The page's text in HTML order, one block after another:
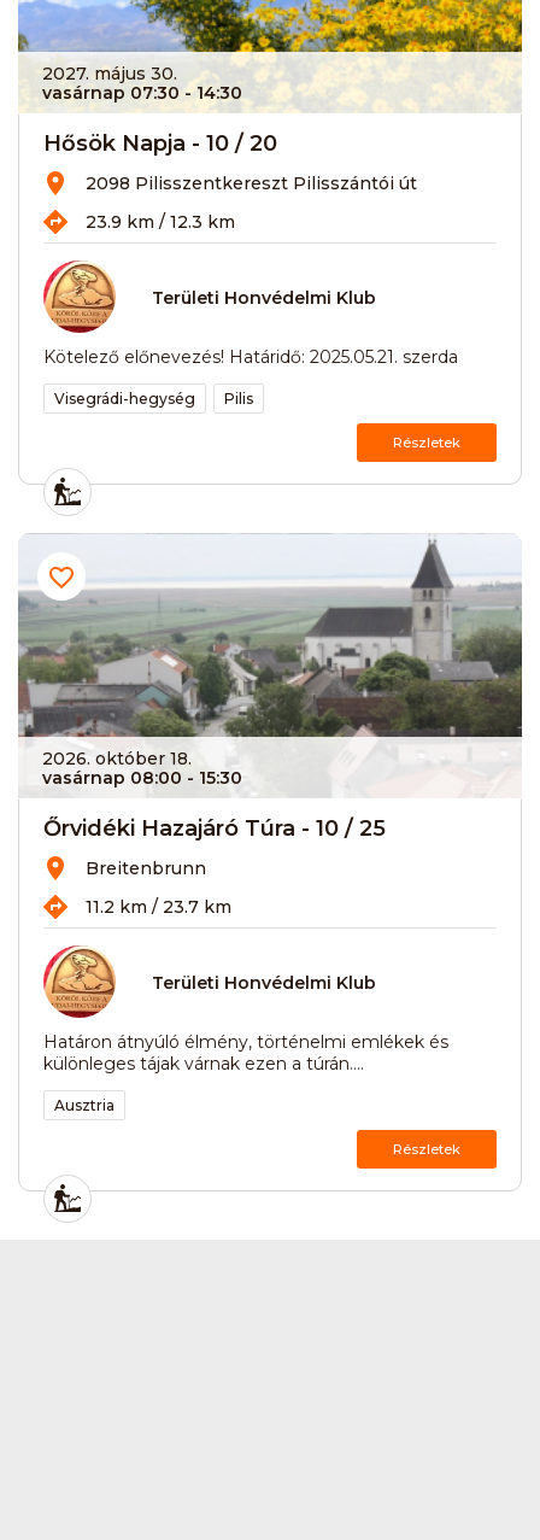
2027. május 30.
vasárnap 07:30 - 14:30
Hősök Napja - 10 / 20
2098 Pilisszentkereszt Pilisszántói út
23.9 km / 12.3 km
Területi Honvédelmi Klub
Kötelező előnevezés! Határidő: 2025.05.21. szerda
Visegrádi-hegység Pilis
Részletek
2026. október 18.
vasárnap 08:00 - 15:30
Őrvidéki Hazajáró Túra - 10 / 25
Breitenbrunn
11.2 km / 23.7 km
Területi Honvédelmi Klub
Határon átnyúló élmény, történelmi emlékek és
különleges tájak várnak ezen a túrán....
Ausztria
Részletek